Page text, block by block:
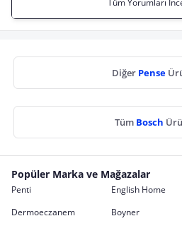
Tüm Yorumları
Diğer Pense
Tüm Bosch
Popüler Marka ve Mağazalar
Penti English Home
Dermoeczanem
Boyner